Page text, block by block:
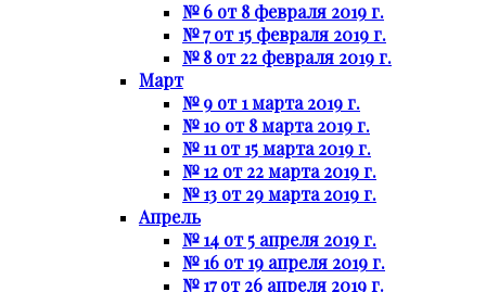
№ 6 от 8 февраля 2019 г.
№ 7 от 15 февраля 2019 г.
№ 8 от 22 февраля 2019 г.
Март
№ 9 от 1 марта 2019 г.
№ 10 от 8 марта 2019 г.
№ 11 от 15 марта 2019 г.
№ 12 от 22 марта 2019 г.
№ 13 от 29 марта 2019 г.
Апрель
№ 14 от 5 апреля 2019 г.
№ 16 от 19 апреля 2019 г.
№ 17 от 26 апреля 2019 г.